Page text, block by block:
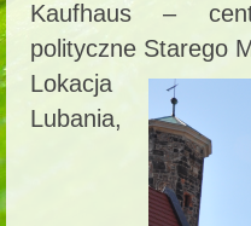
Kaufhaus –
polityczne Starego
Lokacja
Lubania,